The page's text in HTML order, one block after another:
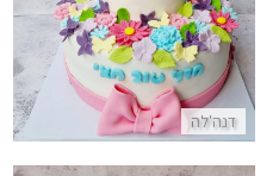
דנה'לה
התקשר/י